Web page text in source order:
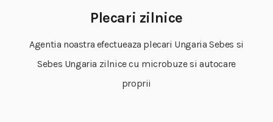
Plecari zilnice
Agentia noastra efectueaza plecari Ungaria Sebes si
Sebes Ungaria zilnice cu microbuze si autocare
proprii